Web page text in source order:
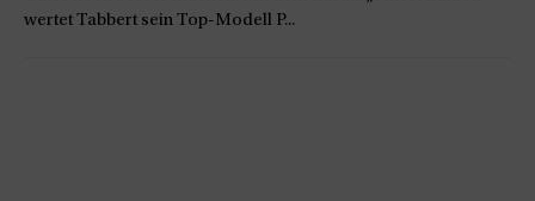
wertet Tabbert sein Top-Modell P...